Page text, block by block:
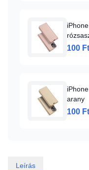
100 Ft
arany
100 Ft
Leírás